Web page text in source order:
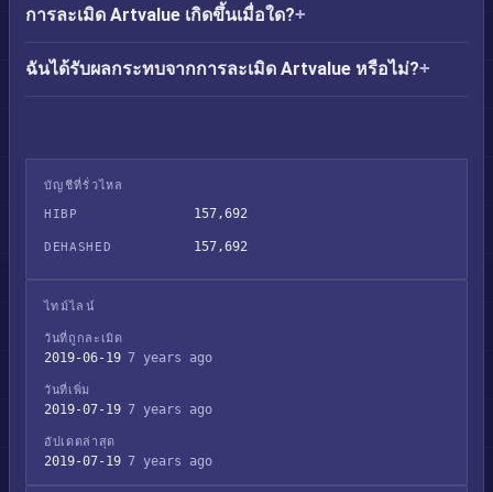
การละเมิด Artvalue เกิดขึ้นเมื่อใด?
ฉันได้รับผลกระทบจากการละเมิด Artvalue หรือไม่?
บัญชีที่รั่วไหล
HIBP
157,692
DEHASHED 157,692
ไทม์ไลน์
วันที่ถูกละเมิด
2019-06-19 7 years ago
วันที่เพิ่ม
2019-07-19 7 years ago
อัปเดตล่าสุด
2019-07-19 7 years ago